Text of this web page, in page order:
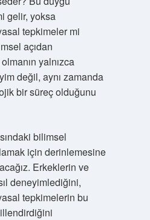
gelir, yoksa
tepkimeler mi
açıdan
olmanın yalnızca
değil, aynı zamanda
bir süreç olduğunu
bilimsel
için derinlemesine
Erkeklerin ve
deneyimlediğini,
tepkimelerin bu